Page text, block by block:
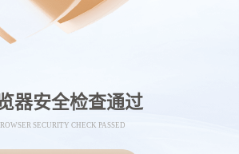
器安全检查通过
SECURITY CHECK PASSED